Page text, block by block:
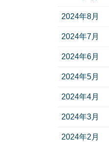
2024年8月
2024年7月
2024年6月
2024年5月
2024年4月
2024年3月
2024年2月